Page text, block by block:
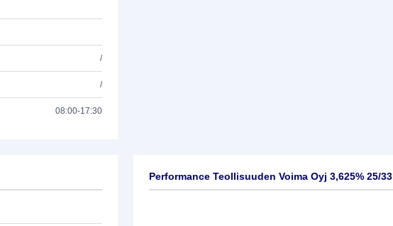
/
/
08:00-17:30
Performance Teollisuuden Voima Oyj 3,625% 25/33